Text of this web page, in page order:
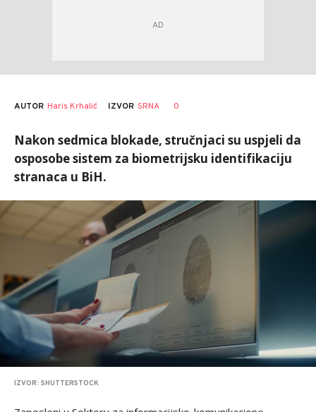
AUTOR Haris Krhalić IZVOR SRNA 0
Nakon sedmica blokade, stručnjaci su uspjeli da
osposobe sistem za biometrijsku identifikaciju
stranaca u BiH.
IZVOR: SHUTTERSTOCK